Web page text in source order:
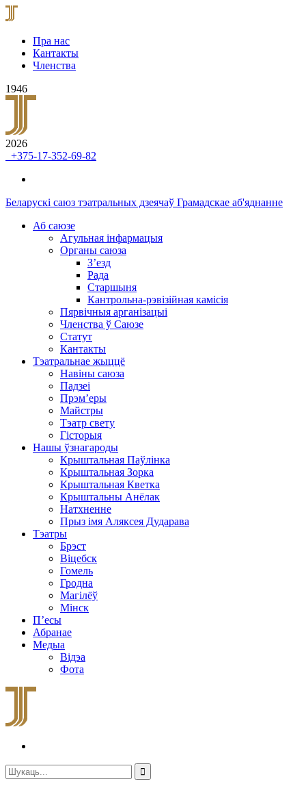
Пра нас
Кантакты
Членства
1946
2026
+375-17-352-69-82
Беларускі саюз тэатральных дзеячаў Грамадскае аб'яднанне
Аб саюзе
Агульная інфармацыя
Органы саюза
З’езд
Рада
Старшыня
Кантрольна-рэвізійная камісія
Пярвічныя арганізацыі
Членства ў Саюзе
Статут
Кантакты
Тэатральнае жыццё
Навіны саюза
Падзеі
Прэм’еры
Майстры
Тэатр свету
Гісторыя
Нашы ўзнагароды
Крыштальная Паўлінка
Крыштальная Зорка
Крыштальная Кветка
Крыштальны Анёлак
Натхненне
Прыз імя Аляксея Дударава
Тэатры
Брэст
Віцебск
Гомель
Гродна
Магілёў
Мінск
П’есы
Абранае
Медыа
Відэа
Фота